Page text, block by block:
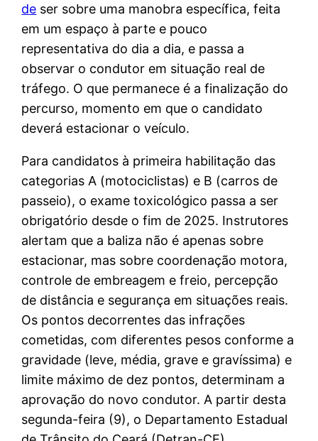
de ser sobre uma manobra específica, feita
em um espaço à parte e pouco
representativa do dia a dia, e passa a
observar o condutor em situação real de
tráfego. O que permanece é a finalização do
percurso, momento em que o candidato
deverá estacionar o veículo.
Para candidatos à primeira habilitação das
categorias A (motociclistas) e B (carros de
passeio), o exame toxicológico passa a ser
obrigatório desde o fim de 2025. Instrutores
alertam que a baliza não é apenas sobre
estacionar, mas sobre coordenação motora,
controle de embreagem e freio, percepção
de distância e segurança em situações reais.
Os pontos decorrentes das infrações
cometidas, com diferentes pesos conforme a
gravidade (leve, média, grave e gravíssima) e
limite máximo de dez pontos, determinam a
aprovação do novo condutor. A partir desta
segunda-feira (9), o Departamento Estadual